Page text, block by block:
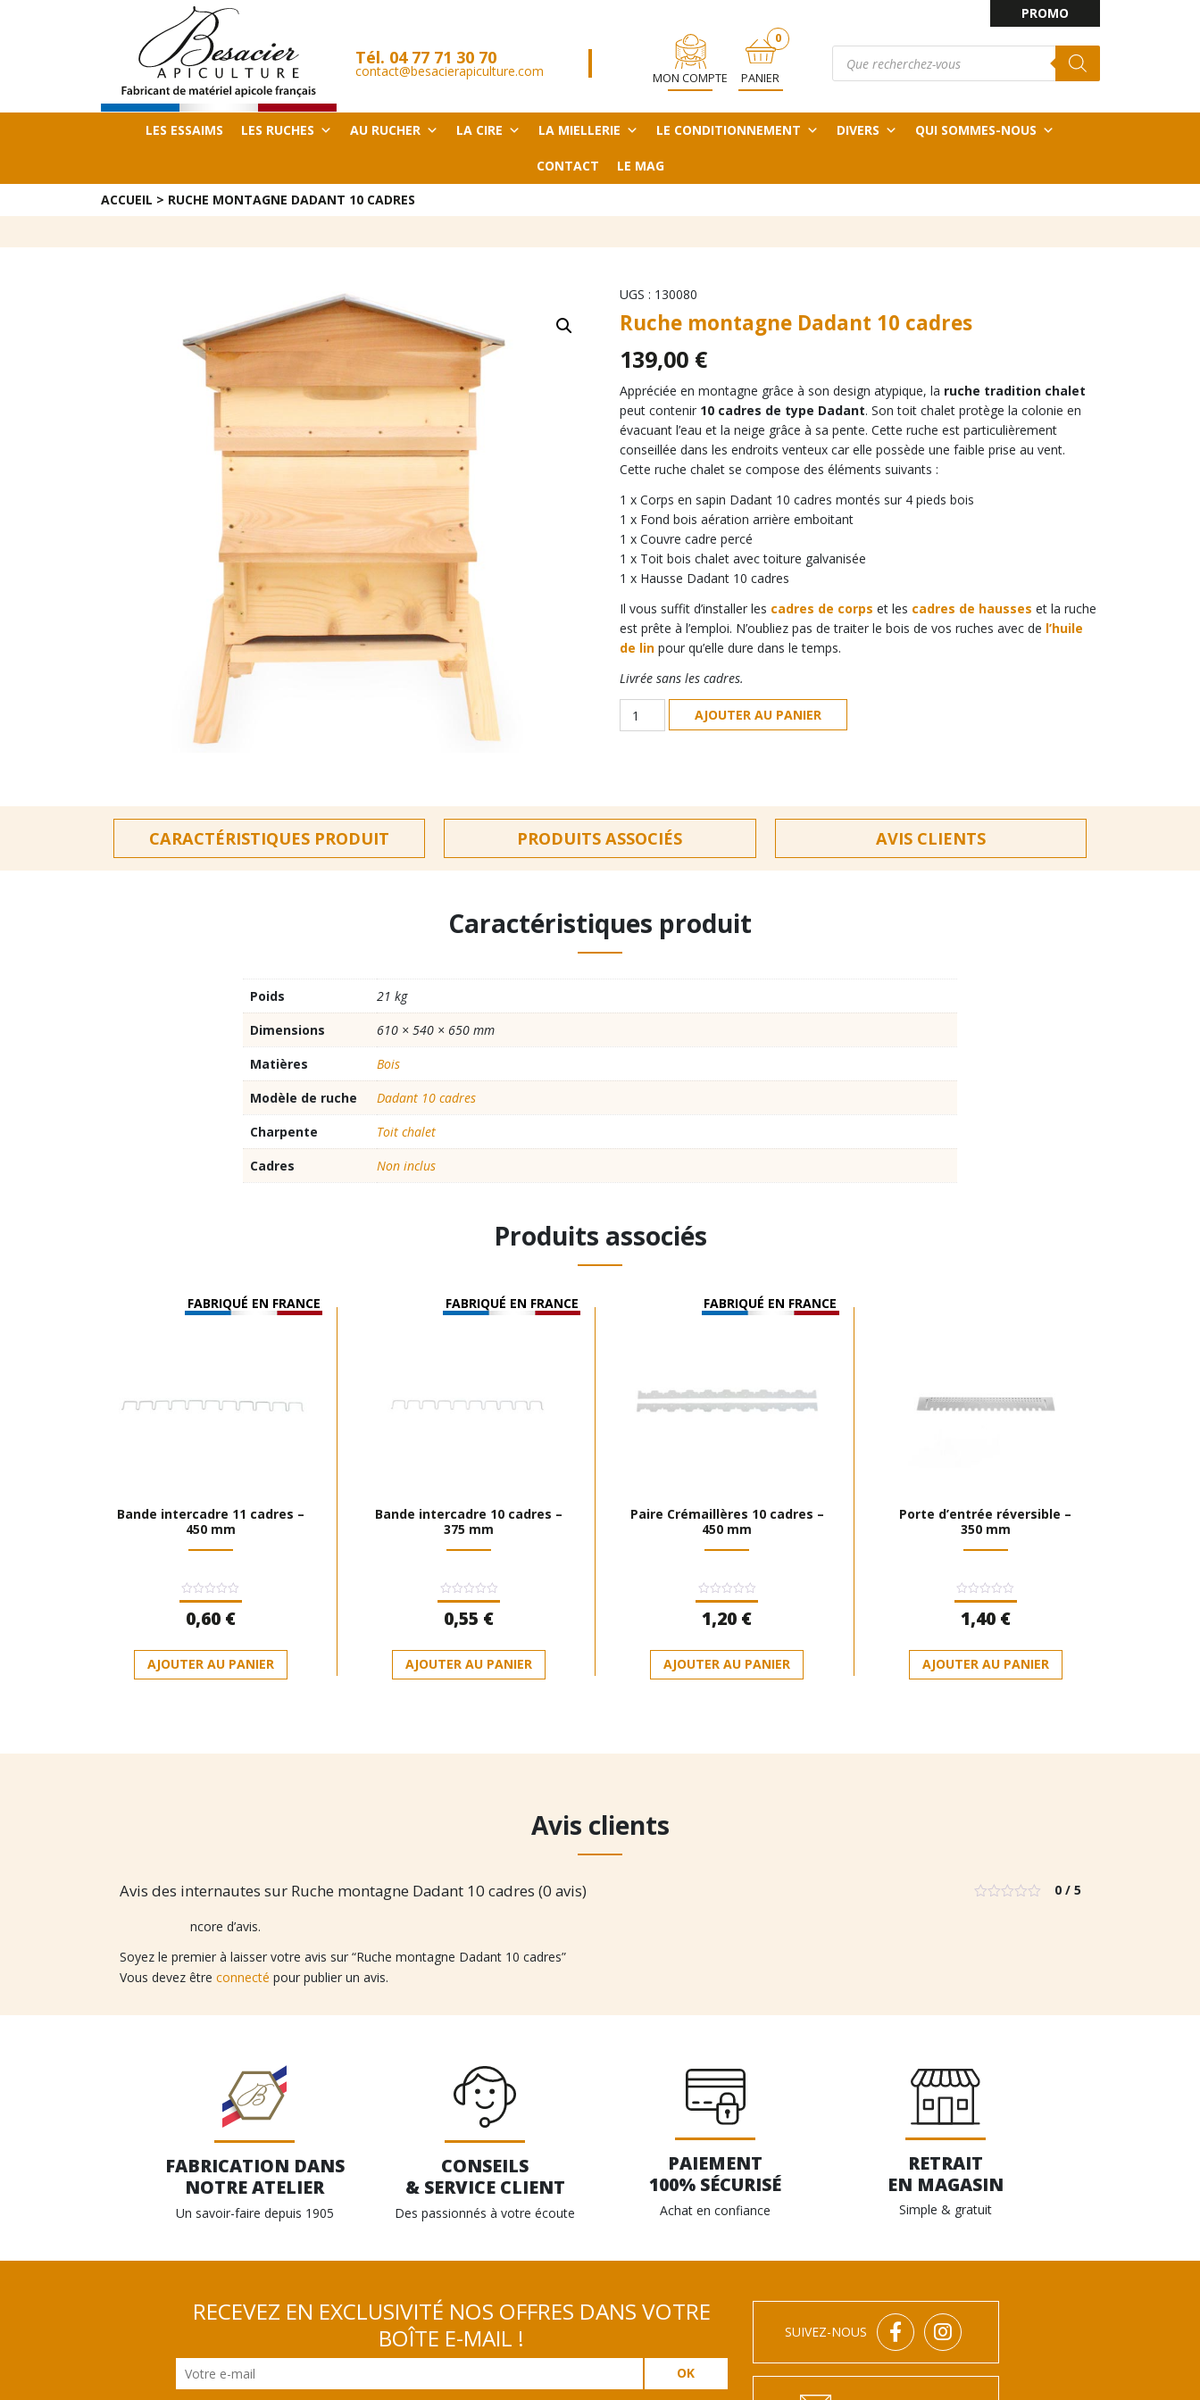
PROMO
Tél. 04 77 71 30 70
contact@besacierapiculture.com MON COMPTE
0
ARTICLE
PANIER
Recherche
produits
LES ESSAIMS LES RUCHES AU RUCHER LA CIRE LA MIELLERIE LE CONDITIONNEMENT DIVERS QUI SOMMES-NOUS
CONTACT
LE MAG
ACCUEIL > RUCHE MONTAGNE DADANT 10 CADRES
UGS : 130080
Ruche montagne Dadant 10 cadres
139,00 €
Appréciée en montagne grâce à son design atypique, la ruche tradition chalet
peut contenir 10 cadres de type Dadant. Son toit chalet protège la colonie en
évacuant l’eau et la neige grâce à sa pente. Cette ruche est particulièrement
conseillée dans les endroits venteux car elle possède une faible prise au vent.
Cette ruche chalet se compose des éléments suivants :
1 x Corps en sapin Dadant 10 cadres montés sur 4 pieds bois
1 x Fond bois aération arrière emboitant
1 x Couvre cadre percé
1 x Toit bois chalet avec toiture galvanisée
1 x Hausse Dadant 10 cadres
Il vous suffit d’installer les cadres de corps et les cadres de hausses et la ruche
est prête à l’emploi. N’oubliez pas de traiter le bois de vos ruches avec de l’huile
de lin pour qu’elle dure dans le temps.
Livrée sans les cadres.
quantité
de
10
AJOUTER AU PANIER
CARACTÉRISTIQUES PRODUIT PRODUITS ASSOCIÉS AVIS CLIENTS
Caractéristiques produit
Poids
21 kg
Dimensions
610 × 540 × 650 mm
Matières
Bois
Modèle de ruche
Dadant 10 cadres
Charpente
Toit chalet
Cadres
Non inclus
Produits associés
FABRIQUÉ EN FRANCE
Bande intercadre 11 cadres –
450 mm
Note
0
sur
0,60 €
AJOUTER AU PANIER
FABRIQUÉ EN FRANCE
Bande intercadre 10 cadres –
375 mm
Note
0
sur
0,55 €
AJOUTER AU PANIER
FABRIQUÉ EN FRANCE
Paire Crémaillères 10 cadres –
450 mm
Note
0
sur
1,20 €
AJOUTER AU PANIER
Porte d’entrée réversible –
350 mm
Note
0
sur
1,40 €
AJOUTER AU PANIER
Avis clients
Avis des internautes sur Ruche montagne Dadant 10 cadres (0 avis) 0 / 5
Il n’y a pas encore d’avis.
Soyez le premier à laisser votre avis sur “Ruche montagne Dadant 10 cadres”
Vous devez être connecté pour publier un avis.
FABRICATION DANS
NOTRE ATELIER
Un savoir-faire depuis 1905
CONSEILS
& SERVICE CLIENT
Des passionnés à votre écoute
PAIEMENT
100% SÉCURISÉ
Achat en confiance
RETRAIT
EN MAGASIN
Simple & gratuit
RECEVEZ EN EXCLUSIVITÉ NOS OFFRES DANS VOTRE
BOÎTE E-MAIL !
SUIVEZ-NOUS